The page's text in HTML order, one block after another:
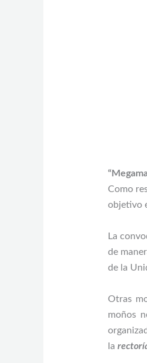
Como
objetivo
La
de
de la
Otras
moños
la